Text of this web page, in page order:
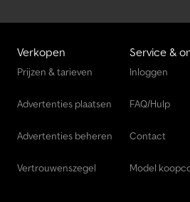
Verkopen
Prijzen & tarieven
Advertenties plaatsen
Advertenties beheren
Vertrouwenszegel
Service &
Inloggen
FAQ/Hulp
Contact
Model